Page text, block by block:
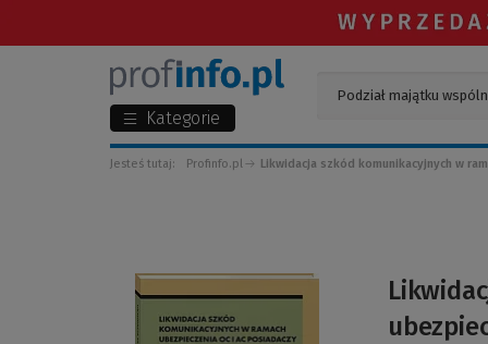
Kategorie
Jesteś tutaj: Profinfo.pl Likwidacja szkód komunikacyjnych w